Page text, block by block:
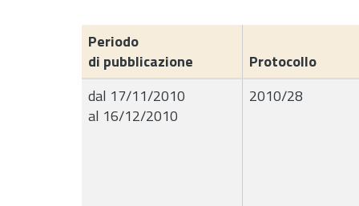
Periodo
di pubblicazione
Protocollo
dal 17/11/2010
al 16/12/2010
2010/28